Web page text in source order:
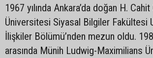
1967 yılında Ankara’da doğan H. Cahit
Üniversitesi Siyasal Bilgiler Fakültesi
İlişkiler Bölümü’nden mezun oldu.
arasında Münih Ludwig-Maximilians